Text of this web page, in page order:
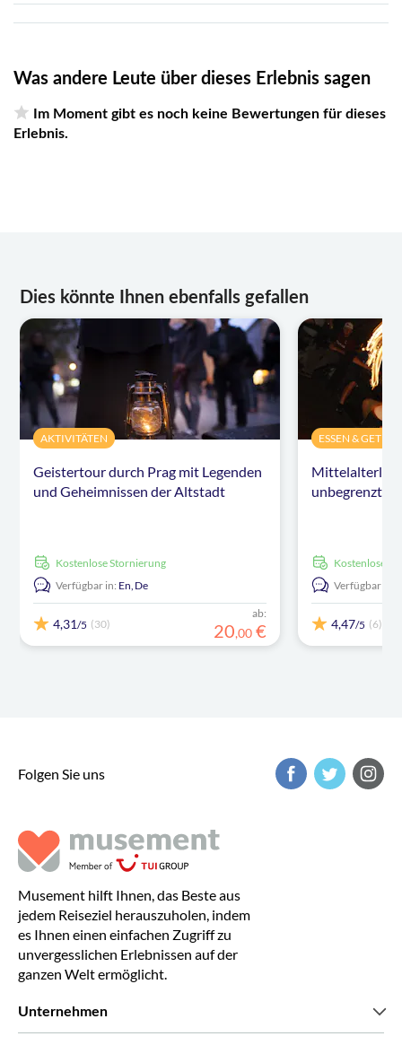
Was andere Leute über dieses Erlebnis sagen
Im Moment gibt es noch keine Bewertungen für dieses
Erlebnis.
Dies könnte Ihnen ebenfalls gefallen
AKTIVITÄTEN
Geistertour durch Prag mit Legenden
und Geheimnissen der Altstadt
kostenlose Stornierung
Verfügbar in: En,De
4,31/5 (30)
ab:
20,00 €
ESSEN &
unbegrenzten
kostenlose
Verfügbar in:
4,47/5 (6)
Folgen Sie uns
Musement hilft Ihnen, das Beste aus
jedem Reiseziel herauszuholen, indem
es Ihnen einen einfachen Zugriff zu
unvergesslichen Erlebnissen auf der
ganzen Welt ermöglicht.
Unternehmen